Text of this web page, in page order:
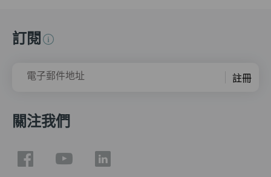
訂閱
電子郵件地址 註冊
關注我們